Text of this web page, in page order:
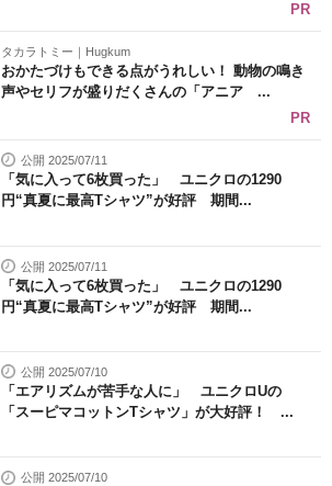
PR
タカラトミー｜Hugkum
おかたづけもできる点がうれしい！ 動物の鳴き
声やセリフが盛りだくさんの「アニア ...
PR
公開 2025/07/11
「気に入って6枚買った」 ユニクロの1290
円“真夏に最高Tシャツ”が好評 期間...
公開 2025/07/11
「気に入って6枚買った」 ユニクロの1290
円“真夏に最高Tシャツ”が好評 期間...
公開 2025/07/10
「エアリズムが苦手な人に」 ユニクロUの
「スーピマコットンTシャツ」が大好評！ ...
公開 2025/07/10